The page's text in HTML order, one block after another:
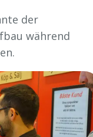
der
während